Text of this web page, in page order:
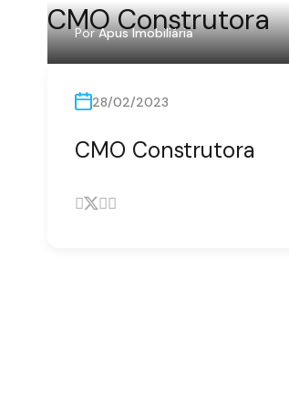
CMO Construtora
Por Apus Imobiliária
28/02/2023
CMO Construtora